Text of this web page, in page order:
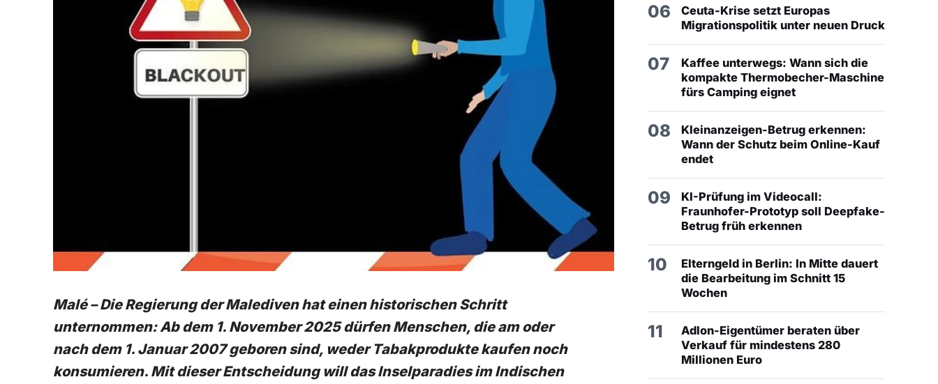
Malé – Die Regierung der Malediven hat einen historischen Schritt
unternommen: Ab dem 1. November 2025 dürfen Menschen, die am oder
nach dem 1. Januar 2007 geboren sind, weder Tabakprodukte kaufen noch
konsumieren. Mit dieser Entscheidung will das Inselparadies im Indischen
06
Ceuta-Krise setzt Europas
Migrationspolitik unter neuen Druck
07
Kaffee unterwegs: Wann sich die
kompakte Thermobecher-Maschine
fürs Camping eignet
08
Kleinanzeigen-Betrug erkennen:
Wann der Schutz beim Online-Kauf
endet
09
KI-Prüfung im Videocall:
Fraunhofer-Prototyp soll Deepfake-
Betrug früh erkennen
10
Elterngeld in Berlin: In Mitte dauert
die Bearbeitung im Schnitt 15
Wochen
11
Adlon-Eigentümer beraten über
Verkauf für mindestens 280
Millionen Euro